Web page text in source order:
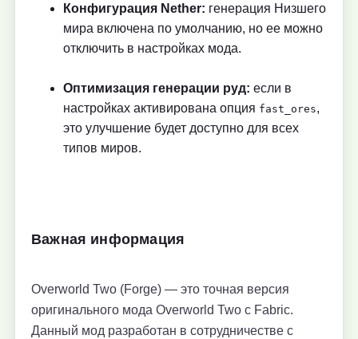
Конфигурация Nether: генерация Низшего
мира включена по умолчанию, но ее можно
отключить в настройках мода.
Оптимизация генерации руд: если в
настройках активирована опция fast_ores,
это улучшение будет доступно для всех
типов миров.
Важная информация
Overworld Two (Forge) — это точная версия
оригинального мода Overworld Two с Fabric.
Данный мод разработан в сотрудничестве с